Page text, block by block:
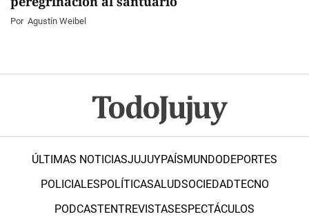
Por Agustín Weibel
ÚLTIMAS NOTICIASJUJUYPAÍSMUNDODEPORTES
POLICIALESPOLÍTICASALUDSOCIEDADTECNO
PODCASTENTREVISTASESPECTÁCULOS